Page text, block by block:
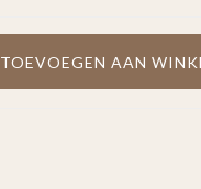
TOEVOEGEN AAN